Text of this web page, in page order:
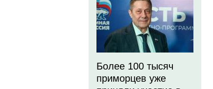
Более 100 тысяч
приморцев уже